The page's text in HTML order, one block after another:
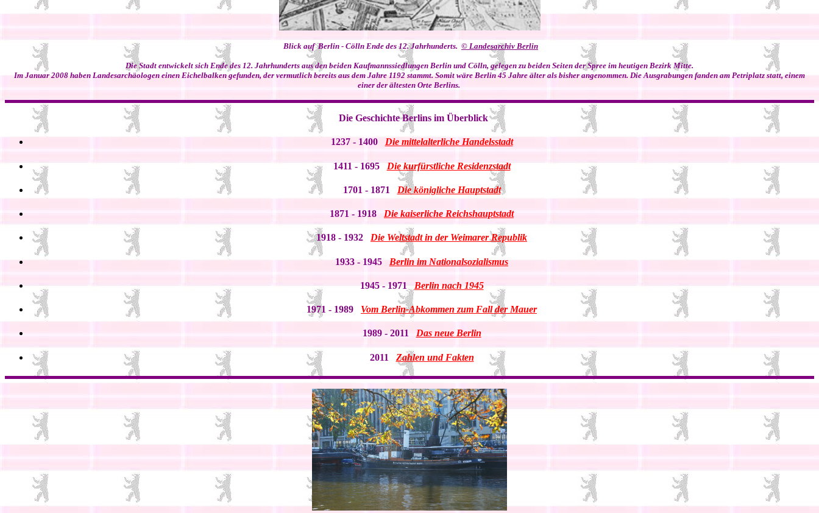
Blick auf Berlin - Cölln Ende des 12. Jahrhunderts. © Landesarchiv Berlin
Die Stadt entwickelt sich Ende des 12. Jahrhunderts aus den beiden Kaufmannssiedlungen Berlin und Cölln, gelegen zu beiden Seiten der Spree im heutigen Bezirk Mitte.
Im Januar 2008 haben Landesarchäologen einen Eichelbalken gefunden, der vermutlich bereits aus dem Jahre 1192 stammt. Somit wäre Berlin 45 Jahre älter als bisher angenommen. Die Ausgrabungen fanden am Petriplatz statt, einem
einer der ältesten Orte Berlins.
Die Geschichte Berlins im Überblick
1237- 1400 Die mittelalterliche Handelsstadt
1411- 1695Die kurfürstliche Residenzstadt
1701 - 1871 Die königliche Hauptstadt
1871 - 1918 Die kaiserliche Reichshauptstadt
1918 - 1932 Die Weltstadt in der Weimarer Republik
1933 - 1945Berlin im Nationalsozialismus
1945- 1971Berlin nach 1945
1971 - 1989 Vom Berlin-Abkommen zum Fall der Mauer
1989- 2011 Das neue Berlin
2011 Zahlen und Fakten